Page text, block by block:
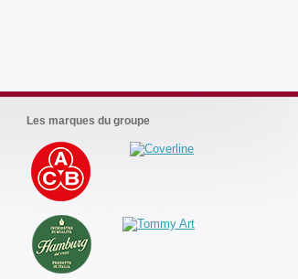
Les marques du groupe